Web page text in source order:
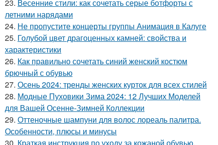
23. Весенние стили: как сочетать серые ботфорты с
летними нарядами
24. Не пропустите концерты группы Анимация в Калуге
25. Голубой цвет драгоценных камней: свойства и
характеристики
26. Как правильно сочетать синий женский костюм
брючный с обувью
27. Осень 2024: тренды женских курток для всех стилей
28. Модные Пуховики Зима 2024: 12 Лучших Моделей
для Вашей Осенне-Зимней Коллекции
29. Оттеночные шампуни для волос лореаль палитра.
Особенности, плюсы и минусы
30. Краткая инструкция по уходу за кожаной обувью.